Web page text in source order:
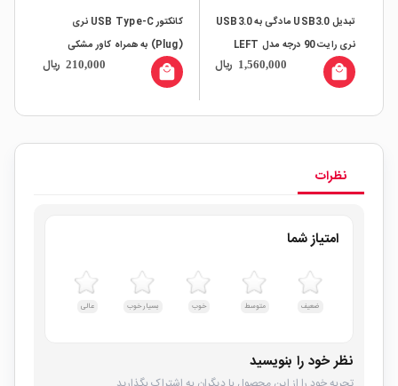
تبدیل USB3.0 مادگی به USB3.0
نری رایت 90 درجه مدل LEFT
1,560,000 ریال local_mall
کانکتور USB Type-C نری
(Plug) به همراه کاور مشکی
210,000 ریال local_mall
نظرات
امتیاز شما
ضعیف متوسط خوب بسیار خوب عالی
نظر خود را بنویسید